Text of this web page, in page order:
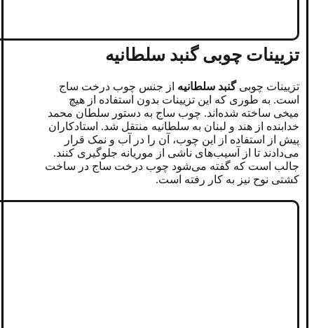
تزیینات چوبی گنبد سلطانیه
تزیینات چوبیگنبد سلطانیه از جنس چوب درخت ساج
است. به طوری که این تزیینات بدون استفاده از هیچ
میخی ساخته شده‌اند. چوب ساج به دستور سلطان محمد
خدابنده از هند و لبنان به سلطانیه منتقل شد. استادکاران
پیش از استفاده از این چوب، آن را در آب و نمک قرار
می‌دادند تا از آسیب‌های ناشی از موریانه جلوگیری کنند.
جالب است که گفته می‌شود چوب درخت ساج در ساخت
کشتی نوح نیز به کار رفته است.